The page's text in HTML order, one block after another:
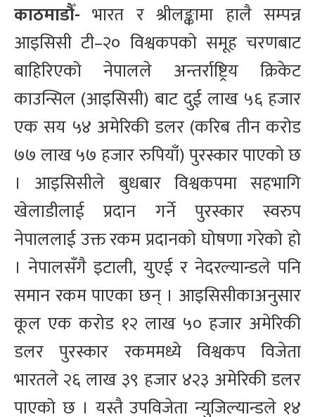
काठमाडौँ- भारत र श्रीलङ्कामा हालै सम्पन्न
आइसिसी टी–२० विश्वकपको समूह चरणबाट
बाहिरिएको नेपालले अन्तर्राष्ट्रिय क्रिकेट
काउन्सिल (आइसिसी) बाट दुई लाख ५६ हजार
एक सय ५४ अमेरिकी डलर (करिब तीन करोड
७७ लाख ५७ हजार रुपियाँ) पुरस्कार पाएको छ
। आइसिसीले बुधबार विश्वकपमा सहभागि
खेलाडीलाई प्रदान गर्ने पुरस्कार स्वरुप
नेपाललाई उक्त रकम प्रदानको घोषणा गरेको हो
। नेपालसँगै इटाली, युएई र नेदरल्यान्डले पनि
समान रकम पाएका छन् । आइसिसीकाअनुसार
कूल एक करोड १२ लाख ५० हजार अमेरिकी
डलर पुरस्कार रकममध्ये विश्वकप विजेता
भारतले २६ लाख ३९ हजार ४२३ अमेरिकी डलर
पाएको छ । यस्तै उपविजेता न्युजिल्यान्डले १४